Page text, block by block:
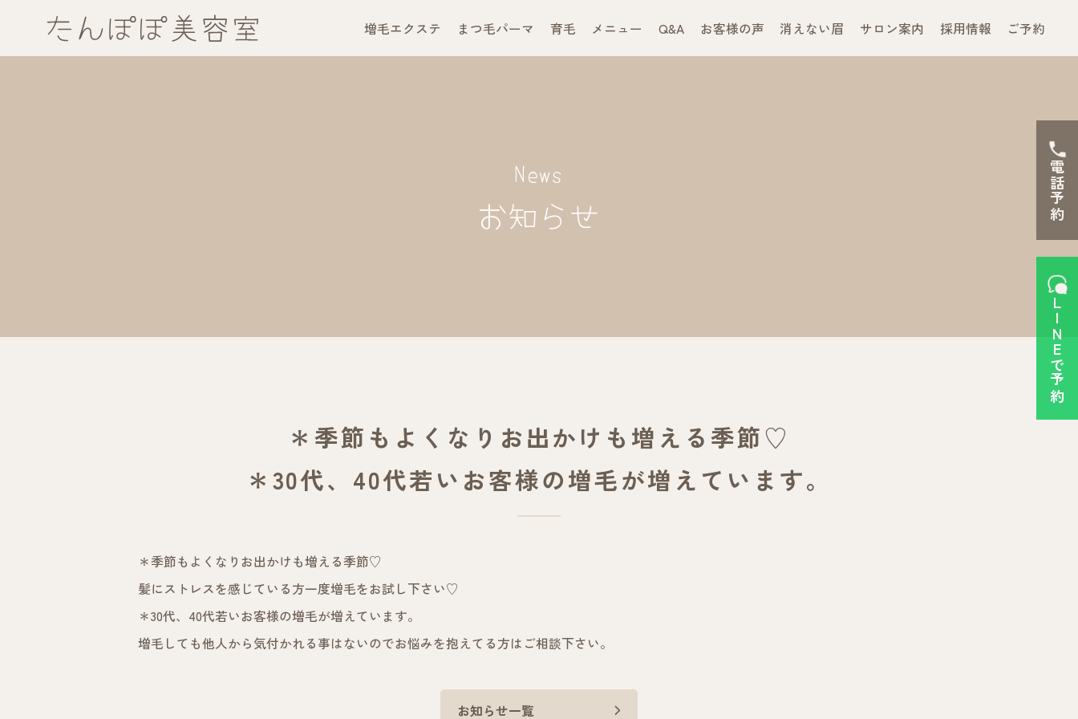
増毛エクステ まつ毛パーマ 育毛 メニュー Q&A お客様の声 消えない眉 サロン案内 採用情報 ご予約
News
お知らせ
＊季節もよくなりお出かけも増える季節♡
＊30代、40代若いお客様の増毛が増えています。
＊季節もよくなりお出かけも増える季節♡
髪にストレスを感じている方一度増毛をお試し下さい♡
＊30代、40代若いお客様の増毛が増えています。
増毛しても他人から気付かれる事はないのでお悩みを抱えてる方はご相談下さい。
お知らせ一覧
電話予約
LINEで予約